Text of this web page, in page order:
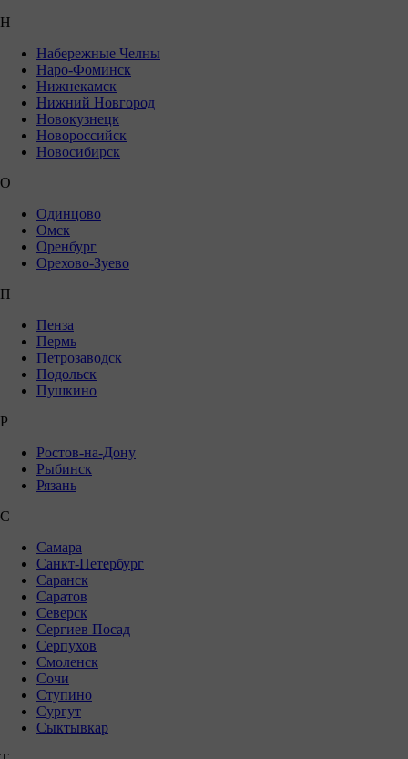
Н
Набережные Челны
Наро-Фоминск
Нижнекамск
Нижний Новгород
Новокузнецк
Новороссийск
Новосибирск
О
Одинцово
Омск
Оренбург
Орехово-Зуево
П
Пенза
Пермь
Петрозаводск
Подольск
Пушкино
Р
Ростов-на-Дону
Рыбинск
Рязань
С
Самара
Санкт-Петербург
Саранск
Саратов
Северск
Сергиев Посад
Серпухов
Смоленск
Сочи
Ступино
Сургут
Сыктывкар